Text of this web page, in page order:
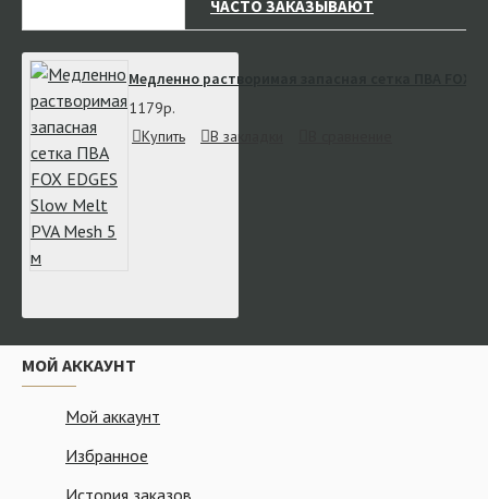
ЧАСТО ЗАКАЗЫВАЮТ
Медленно растворимая запасная сетка ПВА FOX
1179р.
Купить
В закладки
МОЙ АККАУНТ
Мой аккаунт
Избранное
История заказов